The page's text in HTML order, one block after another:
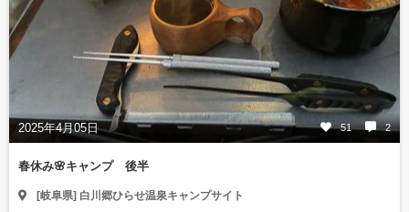
2025年4月05日 51 2
春休み🌸キャンプ 後半
[岐阜県] 白川郷ひらせ温泉キャンプサイト